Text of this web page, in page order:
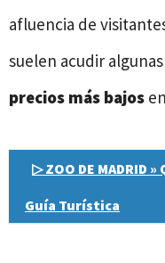
afluencia de
suelen acudir
precios más bajos
▷ ZOO DE MADRID
Guía Turística